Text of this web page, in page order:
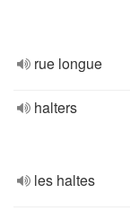
rue longue
halters
les haltes